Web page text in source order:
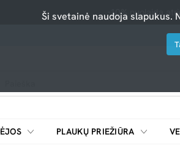
-10% nuolaida
PLAUKŲ PRIEŽIŪRA
Ši svetainė naudoja slapukus.